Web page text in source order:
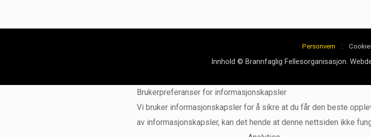
Personvern :
Innhold © Brannfaglig Fellesorganisasjon.
Brukerpreferanser for informasjonskapsler
Vi bruker informasjonskapsler for å sikre at du får den beste
av informasjonskapsler, kan det hende at denne nettsiden ikke